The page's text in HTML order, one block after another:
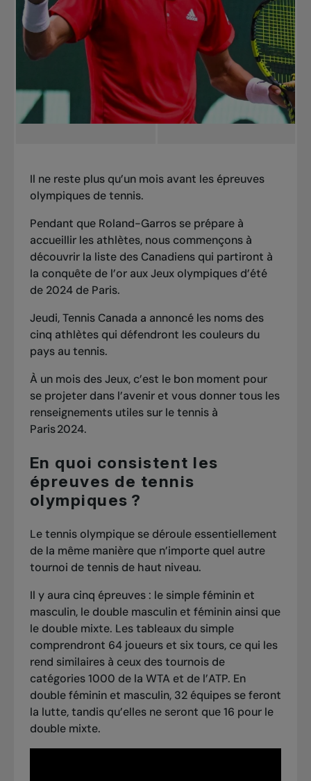
Il ne reste plus qu’un mois avant les épreuves
olympiques de tennis.
Pendant que Roland-Garros se prépare à
accueillir les athlètes, nous commençons à
découvrir la liste des Canadiens qui partiront à
la conquête de l’or aux Jeux olympiques d’été
de 2024 de Paris.
Jeudi,Tennis Canada a annoncé les noms des
cinq athlètes qui défendront les couleursdu
pays au tennis.
À un mois des Jeux, c’est le bon moment pour
se projeter dans l’avenir et vous donner tous les
renseignements utiles sur le tennis à
Paris 2024.
En quoi consistent les
épreuves de tennis
olympiques ?
Le tennis olympique se déroule essentiellement
de la même manière que n’importe quel autre
tournoi de tennis de haut niveau.
Il y aura cinq épreuves : le simple féminin et
masculin, le double masculin et féminin ainsi que
le double mixte. Les tableaux du simple
comprendront 64 joueurs et six tours, ce qui les
rend similaires à ceux des tournois de
catégories 1000 de la WTA et de l’ATP. En
double féminin et masculin, 32 équipes se feront
la lutte, tandis qu’elles ne seront que 16 pour le
double mixte.